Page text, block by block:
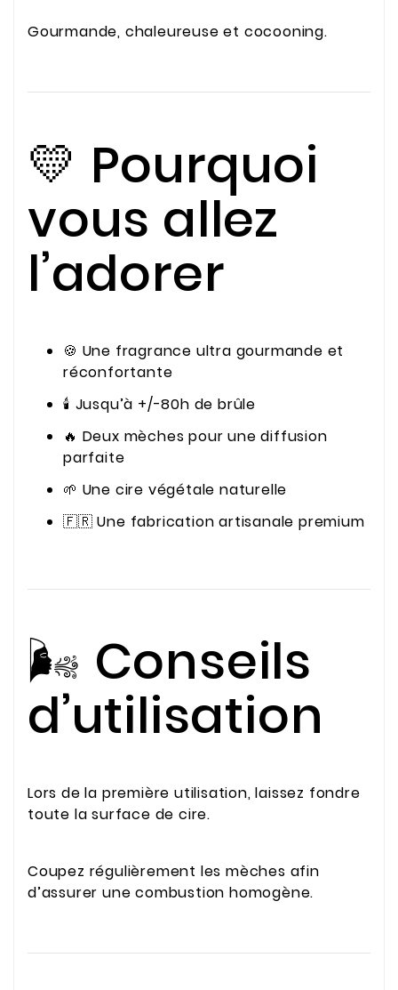
Gourmande, chaleureuse et cocooning.
💛 Pourquoi
vous allez
l’adorer
🍪 Une fragrance ultra gourmande et
réconfortante
🕯️ Jusqu’à +/-80h de brûle
🔥 Deux mèches pour une diffusion
parfaite
🌱 Une cire végétale naturelle
🇫🇷 Une fabrication artisanale premium
🌬️ Conseils
d’utilisation
Lors de la première utilisation, laissez fondre
toute la surface de cire.
Coupez régulièrement les mèches afin
d’assurer une combustion homogène.